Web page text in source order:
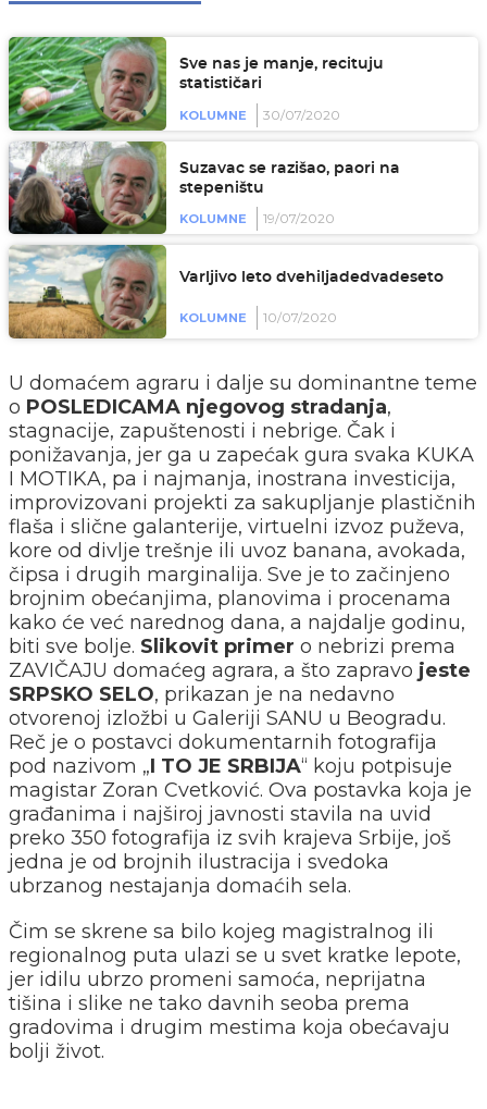
Sve nas je manje, recituju
statističari
KOLUMNE 30/07/2020
Suzavac se razišao, paori na
stepeništu
KOLUMNE 19/07/2020
Varljivo leto dvehiljadedvadeseto
KOLUMNE 10/07/2020
U domaćem agraru i dalje su dominantne teme
o POSLEDICAMA njegovog stradanja,
stagnacije, zapuštenosti i nebrige. Čak i
ponižavanja, jer ga u zapećak gura svaka KUKA
I MOTIKA, pa i najmanja, inostrana investicija,
improvizovani projekti za sakupljanje plastičnih
flaša i slične galanterije, virtuelni izvoz puževa,
kore od divlje trešnje ili uvoz banana, avokada,
čipsa i drugih marginalija. Sve je to začinjeno
brojnim obećanjima, planovima i procenama
kako će već narednog dana, a najdalje godinu,
biti sve bolje. Slikovit primer o nebrizi prema
ZAVIČAJU domaćeg agrara, a što zapravo jeste
SRPSKO SELO, prikazan je na nedavno
otvorenoj izložbi u Galeriji SANU u Beogradu.
Reč je o postavci dokumentarnih fotografija
pod nazivom „I TO JE SRBIJA“ koju potpisuje
magistar Zoran Cvetković. Ova postavka koja je
građanima i najširoj javnosti stavila na uvid
preko 350 fotografija iz svih krajeva Srbije, još
jedna je od brojnih ilustracija i svedoka
ubrzanog nestajanja domaćih sela.
Čim se skrene sa bilo kojeg magistralnog ili
regionalnog puta ulazi se u svet kratke lepote,
jer idilu ubrzo promeni samoća, neprijatna
tišina i slike ne tako davnih seoba prema
gradovima i drugim mestima koja obećavaju
bolji život.